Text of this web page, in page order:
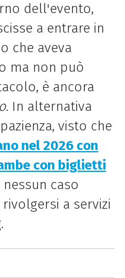
dell'evento,
a entrare in
che aveva
ma non può
è ancora
. In alternativa
visto che
nel 2026 con
con biglietti
nessun caso
a servizi